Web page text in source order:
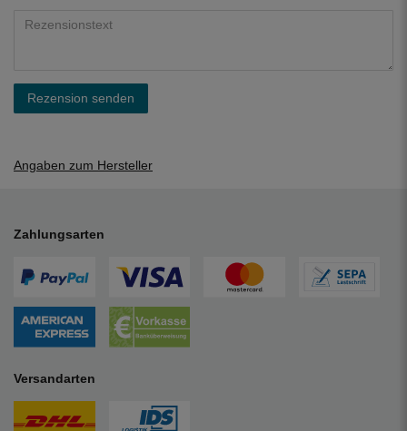
Rezension senden
Angaben zum Hersteller
Zahlungsarten
Versandarten